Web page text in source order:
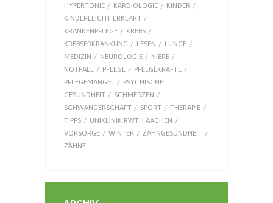
HYPERTONIE
KARDIOLOGIE
KINDER
KINDERLEICHT ERKLÄRT
KRANKENPFLEGE
KREBS
KREBSERKRANKUNG
LESEN
LUNGE
MEDIZIN
NEUROLOGIE
NIERE
NOTFALL
PFLEGE
PFLEGEKRÄFTE
PFLEGEMANGEL
PSYCHISCHE
GESUNDHEIT
SCHMERZEN
SCHWANGERSCHAFT
SPORT
THERAPIE
TIPPS
UNIKLINIK RWTH AACHEN
VORSORGE
WINTER
ZAHNGESUNDHEIT
ZÄHNE